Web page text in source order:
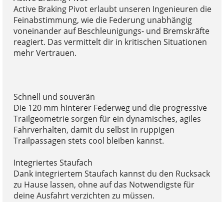
Active Braking Pivot erlaubt unseren Ingenieuren die
Feinabstimmung, wie die Federung unabhängig
voneinander auf Beschleunigungs- und Bremskräfte
reagiert. Das vermittelt dir in kritischen Situationen
mehr Vertrauen.
Schnell und souverän
Die 120 mm hinterer Federweg und die progressive
Trailgeometrie sorgen für ein dynamisches, agiles
Fahrverhalten, damit du selbst in ruppigen
Trailpassagen stets cool bleiben kannst.
Integriertes Staufach
Dank integriertem Staufach kannst du den Rucksack
zu Hause lassen, ohne auf das Notwendigste für
deine Ausfahrt verzichten zu müssen.